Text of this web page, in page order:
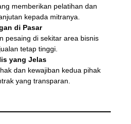
memberikan pelatihan dan
kepada mitranya.
di Pasar
pesaing di sekitar area bisnis
tetap tinggi.
yang Jelas
dan kewajiban kedua pihak
yang transparan.